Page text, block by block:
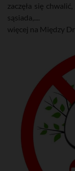
zaczęła się
sąsiada,....
więcej na Między